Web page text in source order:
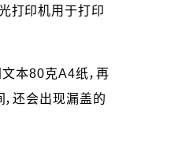
打印机用于打印
本80克A4纸，再
还会出现漏盖的